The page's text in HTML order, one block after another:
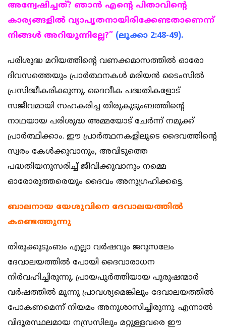
അന്വേഷിച്ചത്? ഞാന്‍ എന്റെ പിതാവിന്റെ
കാര്യങ്ങളില്‍ വ്യാപൃതനായിരിക്കേണ്ടതാണെന്ന്
നിങ്ങള്‍ അറിയുന്നില്ലേ?” (ലൂക്കാ 2:48-49).
പരിശുദ്ധ മറിയത്തിന്റെ വണക്കമാസത്തില്‍ ഓരോ
ദിവസത്തെയും പ്രാർത്ഥനകൾ മരിയന്‍ ടൈംസില്‍
പ്രസിദ്ധീകരിക്കുന്നു. ദൈവീക പദ്ധതികളോട്
സജീവമായി സഹകരിച്ച തിരുകുടുംബത്തിന്റെ
നാഥയായ പരിശുദ്ധ അമ്മയോട് ചേര്‍ന്ന് നമുക്ക്
പ്രാർത്ഥിക്കാം. ഈ പ്രാർത്ഥനകളിലൂടെ ദൈവത്തിന്റെ
സ്വരം കേൾക്കുവാനും, അവിടുത്തെ
പദ്ധതിയനുസരിച്ച് ജീവിക്കുവാനും നമ്മെ
ഓരോരുത്തരെയും ദൈവം അനുഗ്രഹിക്കട്ടെ.
ബാലനായ യേശുവിനെ ദേവാലയത്തില്‍
കണ്ടെത്തുന്നു
തിരുക്കുടുംബം എല്ലാ വര്‍ഷവും ജറുസലേം
ദേവാലയത്തില്‍ പോയി ദൈവാരാധന
നിര്‍വഹിച്ചിരുന്നു. പ്രായപൂര്‍ത്തിയായ പുരുഷന്മാര്‍
വര്‍ഷത്തില്‍ മൂന്നു പ്രാവശ്യമെങ്കിലും ദേവാലയത്തില്‍
പോകണമെന്ന് നിയമം അനുശാസിച്ചിരുന്നു. എന്നാല്‍
വിദൂരസ്ഥലമായ നസ്രസിലും മറ്റുള്ളവരെ ഈ